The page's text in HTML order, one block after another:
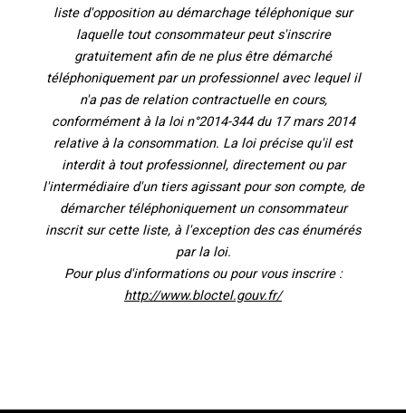
liste d'opposition au démarchage téléphonique sur
laquelle tout consommateur peut s'inscrire
gratuitement afin de ne plus être démarché
téléphoniquement par un professionnel avec lequel il
n'a pas de relation contractuelle en cours,
conformément à la loi n°2014-344 du 17 mars 2014
relative à la consommation. La loi précise qu'il est
interdit à tout professionnel, directement ou par
l'intermédiaire d'un tiers agissant pour son compte, de
démarcher téléphoniquement un consommateur
inscrit sur cette liste, à l'exception des cas énumérés
par la loi.
Pour plus d'informations ou pour vous inscrire :
http://www.bloctel.gouv.fr/